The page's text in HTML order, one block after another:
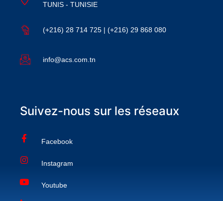
TUNIS - TUNISIE
(+216) 28 714 725 | (+216) 29 868 080
info@acs.com.tn
Suivez-nous sur les réseaux
Facebook
Instagram
Youtube